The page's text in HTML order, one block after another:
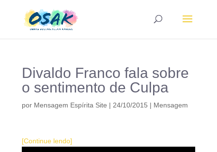
Divaldo Franco fala sobre
o sentimento de Culpa
por Mensagem Espírita Site | 24/10/2015 | Mensagem
[Continue lendo]